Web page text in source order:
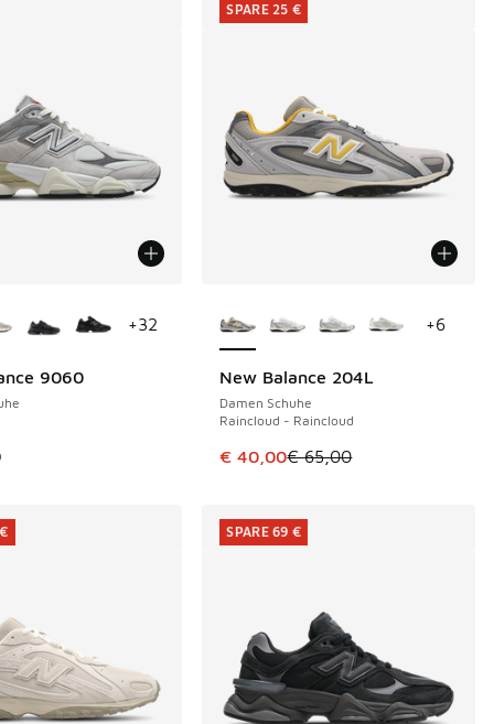
auf € 100,00 gefallen
9060
+32
New Balance 204L
Damen Schuhe
Raincloud - Raincloud
Dieser Artikel ist im Sale. Der
€ 40,00€ 65,00
SPARE 25 €
+6
SPARE 25 €
SPARE 69 €